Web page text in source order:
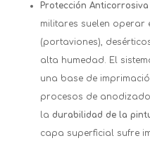
Protección Anticorrosiva
militares suelen operar
(portaviones),
alta humedad. El
una base de
procesos de
la durabilidad de la
capa superficial sufre